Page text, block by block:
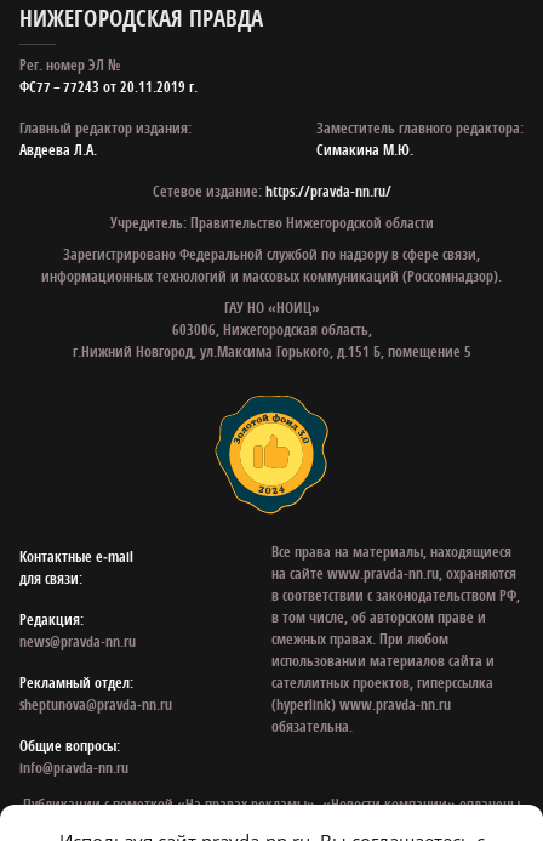
НИЖЕГОРОДСКАЯ ПРАВДА
Рег. номер ЭЛ №
ФС77 – 77243 от 20.11.2019 г.
Главный редактор издания:
Авдеева Л.А.
Заместитель главного редактора:
Симакина М.Ю.
Сетевое издание:https://pravda-nn.ru/
Учредитель: Правительство Нижегородской области
Зарегистрировано Федеральной службой по надзору в сфере связи,
информационных технологий и массовых коммуникаций (Роскомнадзор).
ГАУ НО «НОИЦ»
603006, Нижегородская область,
г.Нижний Новгород, ул.Максима Горького, д.151 Б, помещение 5
Контактные e‑mail
для связи:
Редакция:
news@pravda-nn.ru
Рекламный отдел:
sheptunova@pravda-nn.ru
Общие вопросы:
info@pravda-nn.ru
Все права на материалы, находящиеся
на сайте www.pravda-nn.ru, охраняются
в соответствии с законодательством РФ,
в том числе, об авторском праве и
смежных правах. При любом
использовании материалов сайта и
сателлитных проектов, гиперссылка
(hyperlink) www.pravda-nn.ru
обязательна.
Публикации с пометкой «На правах рекламы», «Новости компании» оплачены